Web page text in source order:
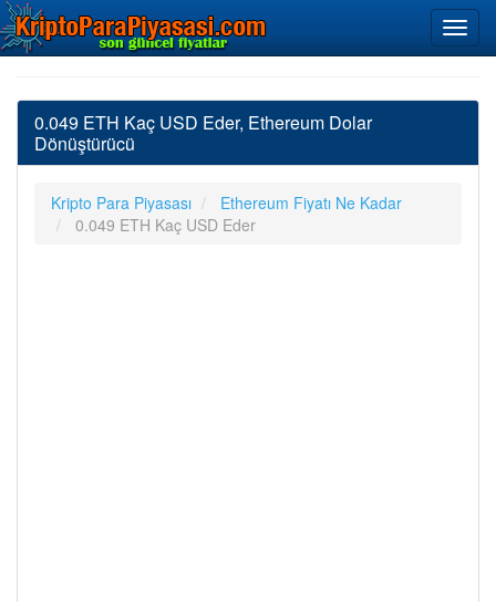
0.049 ETH Kaç USD Eder, Ethereum Dolar
Dönüştürücü
Kripto Para Piyasası
Ethereum Fiyatı Ne Kadar
0.049 ETH Kaç USD Eder